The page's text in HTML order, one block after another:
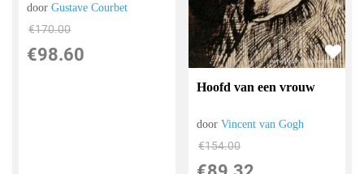
doorGustave Courbet
€170.00
€98.60
Hoofd van een vrouw
doorVincent van Gogh
€154.00